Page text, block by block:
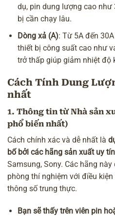
dụ, pin dung lượng cao
bị cần chạy lâu.
Dòng xả (A): Từ 5A đến
thiết bị công suất cao như
trở thấp giúp giảm nhiệt độ
Cách Tính Dung
nhất
1. Thông tin từ Nhà sản
phổ biến nhất)
Cách chính xác và dễ nhất là
bố bởi các hãng sản xuất uy tín
Samsung, Sony. Các hãng
phòng thí nghiệm với điều
thông số trung thực.
Bạn sẽ thấy trên viên pin